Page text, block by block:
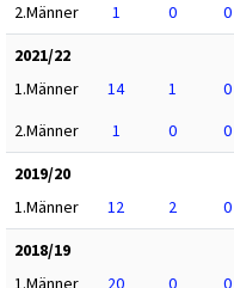
2.Männer
1 0 0
2021/22
1.Männer
14 1 0
2.Männer
1 0 0
2019/20
1.Männer
12 2 0
2018/19
1.Männer
20 0 0